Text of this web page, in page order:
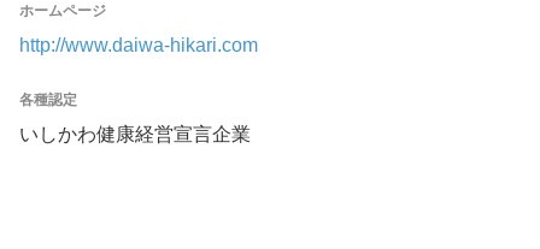
ホームページ
http://www.daiwa-hikari.com
各種認定
いしかわ健康経営宣言企業